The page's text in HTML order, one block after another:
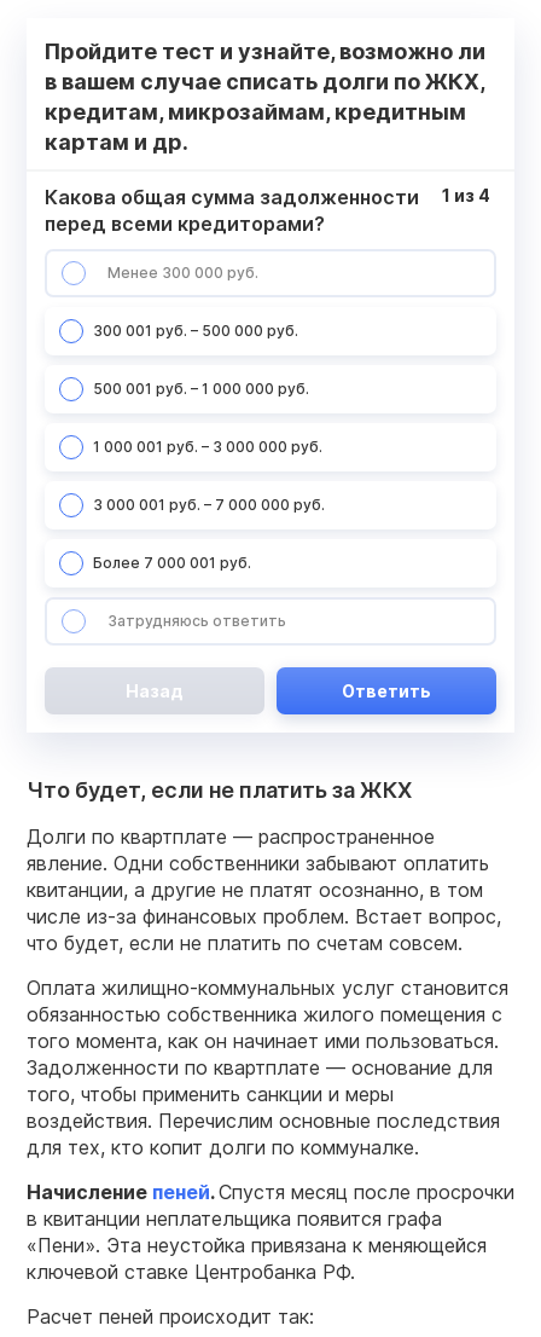
Пройдите тест и узнайте, возможно ли
в вашем случае списать долги по ЖКХ,
кредитам, микрозаймам, кредитным
картам и др.
Какова общая сумма задолженности
перед всеми кредиторами?
Менее 300 000 руб.
300 001 руб. – 500 000 руб.
500 001 руб. – 1 000 000 руб.
1 000 001 руб. – 3 000 000 руб.
3 000 001 руб. – 7 000 000 руб.
Более 7 000 001 руб.
Затрудняюсь ответить
1 из 4
Назад Ответить
Что будет, если не платить за ЖКХ
Долги по квартплате — распространенное
явление. Одни собственники забывают оплатить
квитанции, а другие не платят осознанно, в том
числе из-за финансовых проблем. Встает вопрос,
что будет, если не платить по счетам совсем.
Оплата жилищно-коммунальных услуг становится
обязанностью собственника жилого помещения с
того момента, как он начинает ими пользоваться.
Задолженности по квартплате — основание для
того, чтобы применить санкции и меры
воздействия. Перечислим основные последствия
для тех, кто копит долги по коммуналке.
Начисление пеней.Спустя месяц после просрочки
в квитанции неплательщика появится графа
«Пени». Эта неустойка привязана к меняющейся
ключевой ставке Центробанка РФ.
Расчет пеней происходит так: